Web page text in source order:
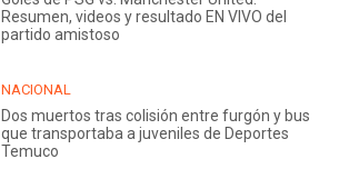
Resumen, videos y resultado EN VIVO del
partido amistoso
NACIONAL
Dos muertos tras colisión entre furgón y bus
que transportaba a juveniles de Deportes
Temuco